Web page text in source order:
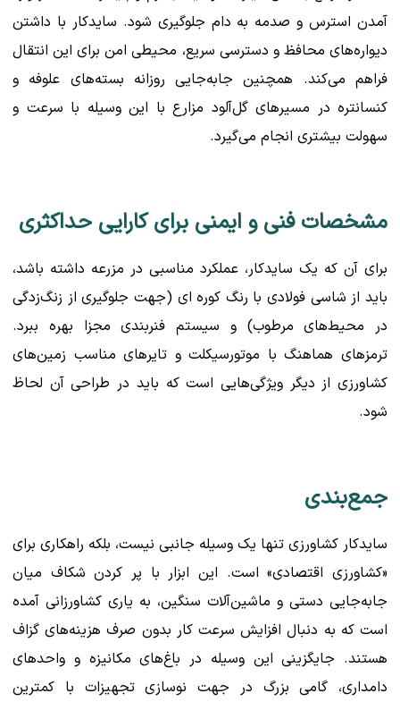
آمدن استرس و صدمه به دام جلوگیری شود. سایدکار با داشتن
دیواره‌های محافظ و دسترسی سریع، محیطی امن برای این انتقال
فراهم می‌کند. همچنین جابه‌جایی روزانه بسته‌های علوفه و
کنسانتره در مسیرهای گل‌آلود مزارع با این وسیله با سرعت و
سهولت بیشتری انجام می‌گیرد.
مشخصات فنی و ایمنی برای کارایی حداکثری
برای آن که یک سایدکار، عملکرد مناسبی در مزرعه داشته باشد،
باید از شاسی فولادی با رنگ کوره ای (جهت جلوگیری از زنگ‌زدگی
در محیط‌های مرطوب) و سیستم فنربندی مجزا بهره ببرد.
ترمزهای هماهنگ با موتورسیکلت و تایر‌های مناسب زمین‌های
کشاورزی از دیگر ویژگی‌هایی است که باید در طراحی آن لحاظ
شود.
جمع‌بندی
سایدکار کشاورزی تنها یک وسیله جانبی نیست، بلکه راهکاری برای
«کشاورزی اقتصادی» است. این ابزار با پر کردن شکاف میان
جابه‌جایی دستی و ماشین‌آلات سنگین، به یاری کشاورزانی آمده
است که به دنبال افزایش سرعت کار بدون صرف هزینه‌های گزاف
هستند. جایگزینی این وسیله در باغ‌های مکانیزه و واحدهای
دامداری، گامی بزرگ در جهت نوسازی تجهیزات با کمترین